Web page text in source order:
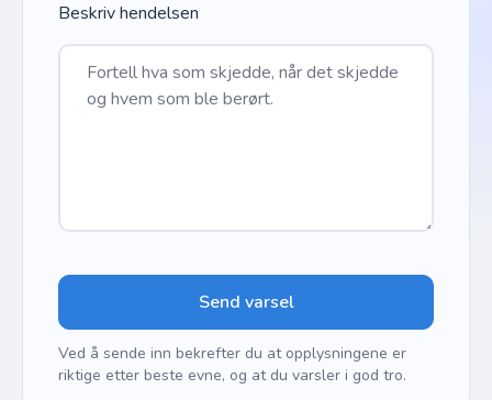
Beskriv hendelsen
Send varsel
Ved å sende inn bekrefter du at opplysningene er
riktige etter beste evne, og at du varsler i god tro.